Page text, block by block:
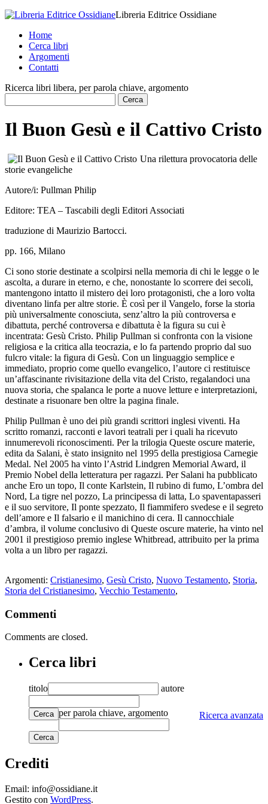
Libreria Editrice Ossidiane
Home
Cerca libri
Argomenti
Contatti
Ricerca libri libera, per parola chiave, argomento
Il Buon Gesù e il Cattivo Cristo
Una rilettura provocatoria delle
storie evangeliche
Autore/i: Pullman Philip
Editore: TEA – Tascabili degli Editori Associati
traduzione di Maurizio Bartocci.
pp. 166, Milano
Ci sono storie destinate a scolpirsi nella memoria di chi le legge o le
ascolta, a durare in eterno, e che, nonostante lo scorrere dei secoli,
mantengono intatto il mistero dei loro protagonisti, che a loro volta
diventano linfa per altre storie. È così per il Vangelo, forse la storia
più universalmente conosciuta, senz’altro la più controversa e
dibattuta, perché controversa e dibattuta è la figura su cui è
incentrata: Gesù Cristo. Philip Pullman si confronta con la visione
religiosa e la critica alla teocrazia, e lo fa partendo proprio dal suo
fulcro vitale: la figura di Gesù. Con un linguaggio semplice e
immediato, proprio come quello evangelico, l’autore ci restituisce
un’affascinante rivisitazione della vita del Cristo, regalandoci una
nuova storia, che spalanca le porte a nuove letture e interpretazioni,
destinate a risuonare ben oltre la pagina finale.
Philip Pullman è uno dei più grandi scrittori inglesi viventi. Ha
scritto romanzi, racconti e lavori teatrali per i quali ha ricevuto
innumerevoli riconoscimenti. Per la trilogia Queste oscure materie,
edita da Salani, è stato insignito nel 1995 della prestigiosa Carnegie
Medal. Nel 2005 ha vinto l’Astrid Lindgren Memorial Award, il
Premio Nobel della letteratura per ragazzi. Per Salani ha pubblicato
anche Ero un topo, Il conte Karlstein, Il rubino di fumo, L’ombra del
Nord, La tigre nel pozzo, La principessa di latta, Lo spaventapasseri
e il suo servitore, Il ponte spezzato, Il fiammifero svedese e il segreto
dell’amore e Il falsario e il manichino di cera. Il cannocchiale
d’ambra, il volume conclusivo di Queste oscure materie, ha vinto nel
2001 il prestigioso premio inglese Whitbread, attribuito per la prima
volta a un libro per ragazzi.
Argomenti: Cristianesimo, Gesù Cristo, Nuovo Testamento, Storia,
Storia del Cristianesimo, Vecchio Testamento,
Commenti
Comments are closed.
Cerca libri
titolo autore
Cerca Ricerca avanzata
per parola chiave, argomento
Crediti
Email: info@ossidiane.it
Gestito con WordPress.